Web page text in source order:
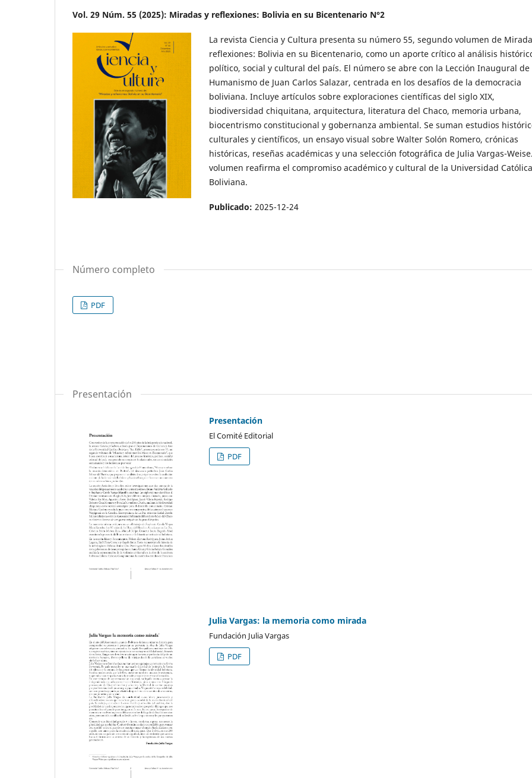
Vol. 29 Núm. 55 (2025): Miradas y reflexiones: Bolivia en su Bicentenario N°2
La revista Ciencia y Cultura presenta su número 55, segundo volumen de
reflexiones: Bolivia en su Bicentenario, como un aporte crítico al análisis
político, social y cultural del país. El número se abre con la Lección Inaugural de
Humanismo de Juan Carlos Salazar, centrada en los desafíos de la democracia
boliviana. Incluye artículos sobre exploraciones científicas del siglo XIX,
biodiversidad chiquitana, arquitectura, literatura del Chaco, memoria urbana,
biocentrismo constitucional y gobernanza ambiental. Se suman estudios
culturales y científicos, un ensayo visual sobre Walter Solón Romero, crónicas
históricas, reseñas académicas y una selección fotográfica de Julia Vargas-
volumen reafirma el compromiso académico y cultural de la Universidad Católica
Boliviana.
Publicado: 2025-12-24
Número completo
PDF
Presentación
Presentación
El Comité Editorial
PDF
Julia Vargas: la memoria como mirada
Fundación Julia Vargas
PDF